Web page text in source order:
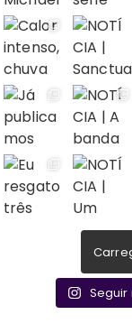
Seguir